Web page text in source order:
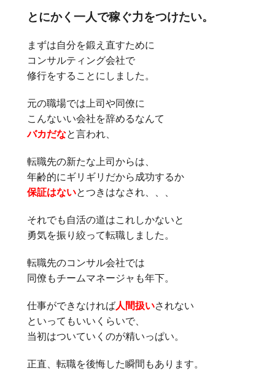
とにかく一人で稼ぐ力をつけたい。
まずは自分を鍛え直すために
コンサルティング会社で
修行をすることにしました。
元の職場では上司や同僚に
こんないい会社を辞めるなんて
バカだなと言われ、
転職先の新たな上司からは、
年齢的にギリギリだから成功するか
保証はないとつきはなされ、、、
それでも自活の道はこれしかないと
勇気を振り絞って転職しました。
転職先のコンサル会社では
同僚もチームマネージャも年下。
仕事ができなければ人間扱いされない
といってもいいくらいで、
当初はついていくのが精いっぱい。
正直、転職を後悔した瞬間もあります。